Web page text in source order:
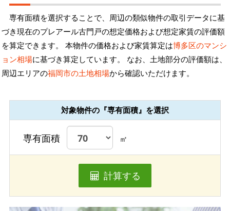
専有面積を選択することで、周辺の類似物件の取引データに基
づき現在のプレアール古門戸の想定価格および想定家賃の評価額
を算定できます。 本物件の価格および家賃算定は博多区のマンシ
ョン相場に基づき算定しています。 なお、土地部分の評価額は、
周辺エリアの福岡市の土地相場から確認いただけます。
対象物件の『専有面積』を選択
専有面積 ㎡
計算する